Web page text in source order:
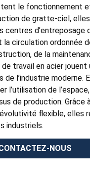
le fonctionnement
de gratte-ciel,
centres
la circulation ordonnée
de la
travail en acier
de l’industrie
l’utilisation de
de production. Grâce
flexible, elles
industriels.
NOUS